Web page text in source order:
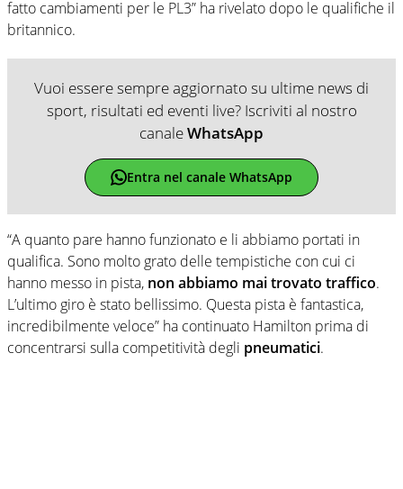
fatto cambiamenti per le PL3” ha rivelato dopo le qualifiche il
britannico.
Vuoi essere sempre aggiornato su ultime news di
sport, risultati ed eventi live? Iscriviti al nostro
canaleWhatsApp
Entra nel canale WhatsApp
“A quanto pare hanno funzionato e li abbiamo portati in
qualifica. Sono molto grato delle tempistiche con cui ci
hanno messo in pista, non abbiamo mai trovato traffico.
L’ultimo giro è stato bellissimo. Questa pista è fantastica,
incredibilmente veloce” ha continuato Hamilton prima di
concentrarsi sulla competitività degli pneumatici.